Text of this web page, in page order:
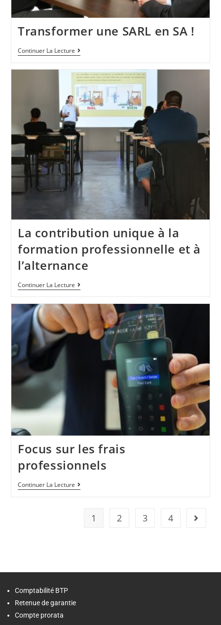
Transformer une SARL en SA !
Continuer La Lecture
La contribution unique à la
formation professionnelle et à
l’alternance
Continuer La Lecture
Focus sur les frais
professionnels
Continuer La Lecture
1 2 3 4
Comptabilité BTP
Retenue de garantie
Compte prorata